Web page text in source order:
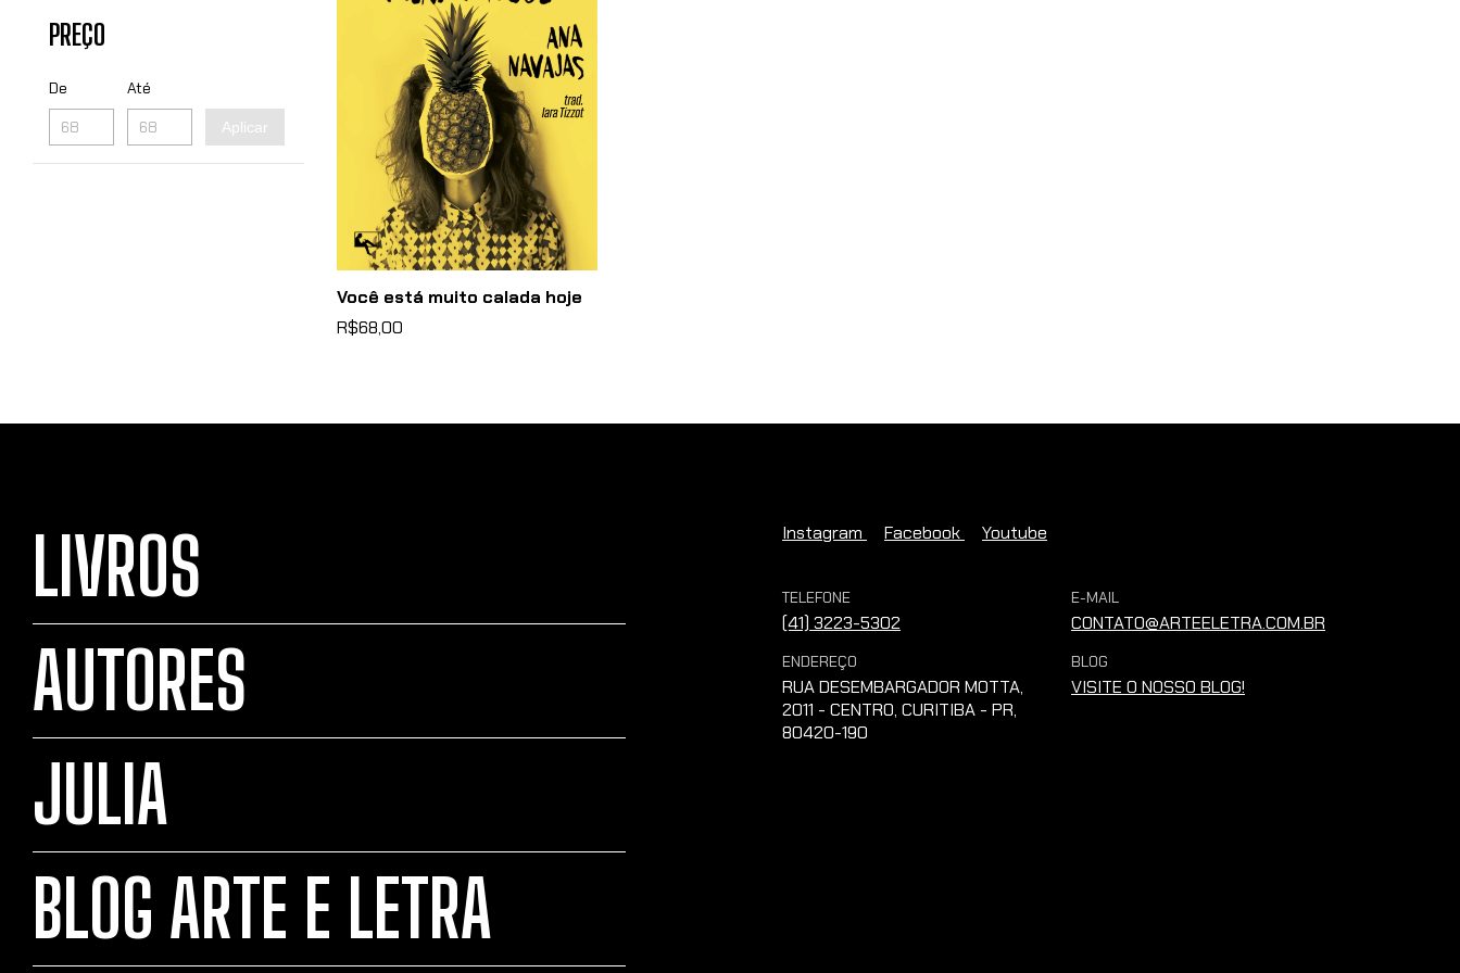
PREÇO
De Até
Aplicar
Você está muito calada hoje
R$68,00
LIVROS
AUTORES
JULIA
BLOG ARTE E LETRA
Instagram Facebook Youtube
TELEFONE
(41) 3223-5302
E-MAIL
CONTATO@ARTEELETRA.COM.BR
ENDEREÇO
RUA DESEMBARGADOR MOTTA,
2011 - CENTRO, CURITIBA - PR,
80420-190
BLOG
VISITE O NOSSO BLOG!